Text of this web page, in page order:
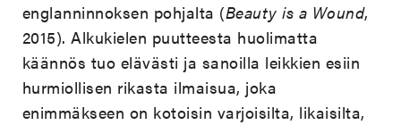
englanninnoksen pohjalta (Beauty is a Wound,
2015). Alkukielen puutteesta huolimatta
käännös tuo elävästi ja sanoilla leikkien esiin
hurmiollisen rikasta ilmaisua, joka
enimmäkseen on kotoisin varjoisilta, likaisilta,